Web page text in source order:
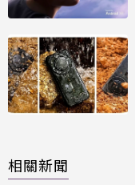
相關新聞